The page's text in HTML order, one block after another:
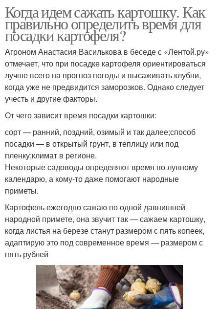
Когда идем сажать картошку. Как
правильно определить время для
посадки картофеля?
Агроном Анастасия Василькова в беседе с «Лентой.ру»
отмечает, что при посадке картофеля ориентироваться
лучше всего на прогноз погоды и высаживать клубни,
когда уже не предвидится заморозков. Однако следует
учесть и другие факторы.
От чего зависит время посадки картошки:
сорт — ранний, поздний, озимый и так далее;способ
посадки — в открытый грунт, в теплицу или под
пленку;климат в регионе.
Некоторые садоводы определяют время по лунному
календарю, а кому-то даже помогают народные
приметы.
Картофель ежегодно сажаю по одной давнишней
народной примете, она звучит так — сажаем картошку,
когда листья на березе станут размером с пять копеек,
адаптирую это под современное время — размером с
пять рублей